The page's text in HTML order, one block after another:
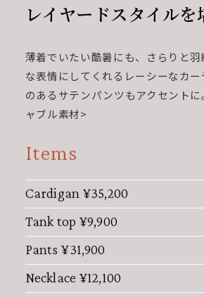
レイヤードスタイルを
薄着でいたい酷暑にも、さらりと羽
な表情にしてくれるレーシーなカー
のあるサテンパンツもアクセント
ャブル素材>
Items
Cardigan ¥35,200
Tank top ¥9,900
Pants ¥31,900
Necklace ¥12,100